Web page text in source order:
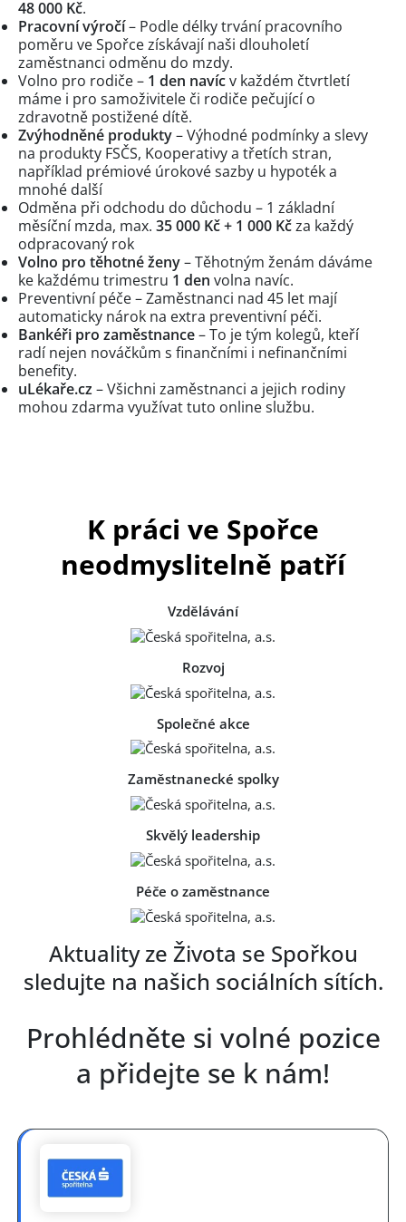
48 000 Kč.
Pracovní výročí– Podle délky trvání pracovního
poměru ve Spořce získávají naši dlouholetí
zaměstnanci odměnu do mzdy.
Volno pro rodiče – 1 den navícv každém čtvrtletí
máme i pro samoživitele či rodiče pečující o
zdravotně postižené dítě.
Zvýhodněné produkty– Výhodné podmínky a slevy
na produkty FSČS, Kooperativy a třetích stran,
například prémiové úrokové sazby u hypoték a
mnohé další
Odměna při odchodu do důchodu – 1 základní
měsíční mzda, max. 35 000 Kč + 1 000 Kčza každý
odpracovaný rok
Volno pro těhotné ženy– Těhotným ženám dáváme
ke každému trimestru 1 den volna navíc.
Preventivní péče – Zaměstnanci nad 45 let mají
automaticky nárok na extra preventivní péči.
Bankéři pro zaměstnance– To je tým kolegů, kteří
radí nejen nováčkům s finančními i nefinančními
benefity.
uLékaře.cz – Všichni zaměstnanci a jejich rodiny
mohou zdarma využívat tuto online službu.
K práci ve Spořce
neodmyslitelně patří
Vzdělávání
Rozvoj
Společné akce
Zaměstnanecké spolky
Skvělý leadership
Péče o zaměstnance
Aktuality ze Života se Spořkou
sledujte na našich sociálních sítích.
Prohlédněte si volné pozice
a přidejte se k nám!